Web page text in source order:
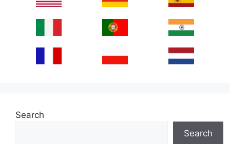
Search
Search